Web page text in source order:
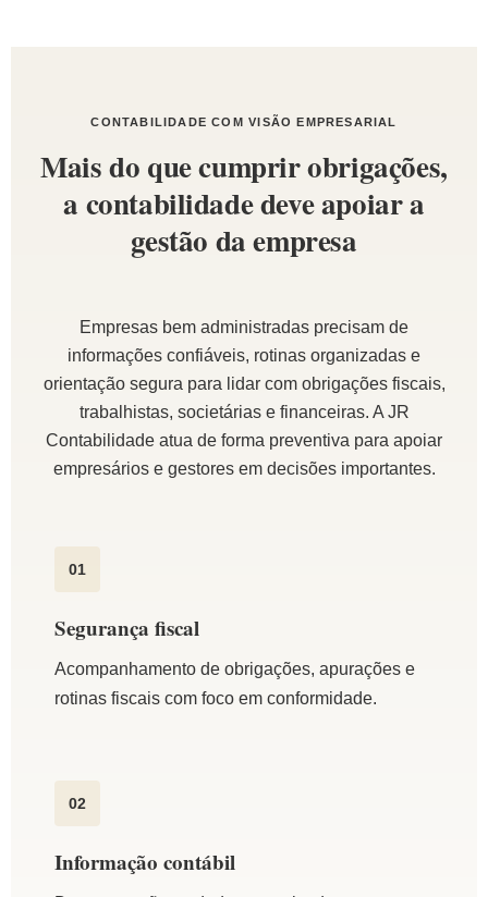
CONTABILIDADE COM VISÃO EMPRESARIAL
Mais do que cumprir obrigações,
a contabilidade deve apoiar a
gestão da empresa
Empresas bem administradas precisam de
informações confiáveis, rotinas organizadas e
orientação segura para lidar com obrigações fiscais,
trabalhistas, societárias e financeiras. A JR
Contabilidade atua de forma preventiva para apoiar
empresários e gestores em decisões importantes.
01
Segurança fiscal
Acompanhamento de obrigações, apurações e
rotinas fiscais com foco em conformidade.
02
Informação contábil